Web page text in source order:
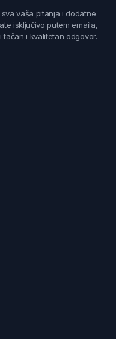
vaša pitanja i dodatne
isključivo putem emaila,
i kvalitetan odgovor.